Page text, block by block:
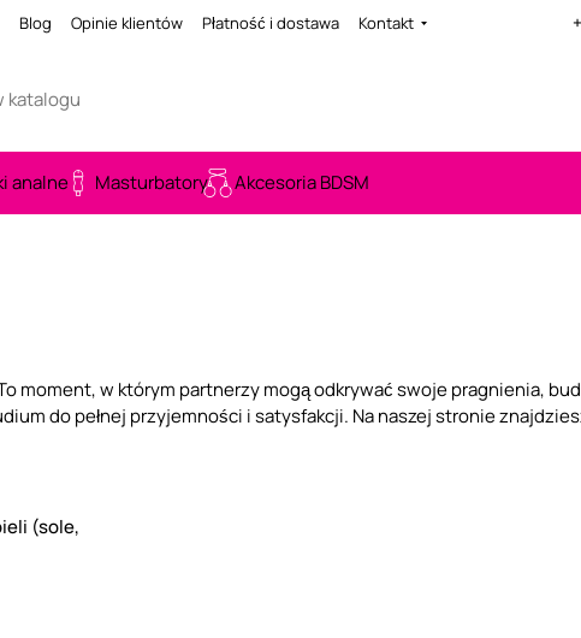
Blog Opinie klientów Płatność i dostawa Kontakt
analne Masturbatory Akcesoria BDSM
moment, w którym partnerzy mogą odkrywać swoje pragnienia,
do pełnej przyjemności i satysfakcji. Na naszej stronie
(sole,